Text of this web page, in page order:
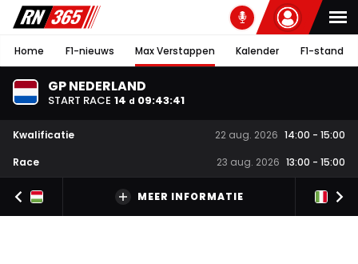
Home F1-nieuws Max Verstappen Kalender F1-stand
GP NEDERLAND
START RACE 14 d 09:43:41
Kwalificatie 22 aug. 2026 14:00 - 15:00
Race
23 aug. 2026 13:00 - 15:00
MEER INFORMATIE